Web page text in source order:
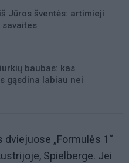
Jūros šventės: artimieji
savaites
baubas: kas
gąsdina labiau nei
„Formulės 1“
Spielberge. Jei